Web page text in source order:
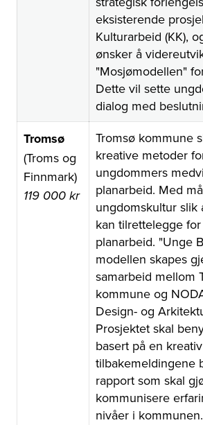
eksisterende
Kulturarbeid (KK),
ønsker å
"Mosjømodellen"
Dette vil sette
dialog med
Tromsø
(Troms og
Finnmark)
119 000 kr
Tromsø kommune
kreative metoder
ungdommers
planarbeid. Med
ungdomskultur slik
kan tilrettelegge
planarbeid. "Unge
modellen skapes
samarbeid mellom
kommune og
Design- og
Prosjektet skal
basert på en
tilbakemeldingene
rapport som skal
kommunisere
nivåer i kommunen.